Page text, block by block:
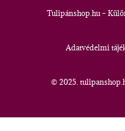
Tulipánshop.hu –
Adatvédelmi
© 2025.